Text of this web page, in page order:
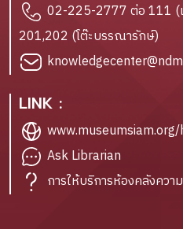
02-225-2777 ต่อ 111 (
201,202 (โต๊ะบรรณารักษ์)
LINK :
Ask Librarian
การให้บริการห้องคลังควา